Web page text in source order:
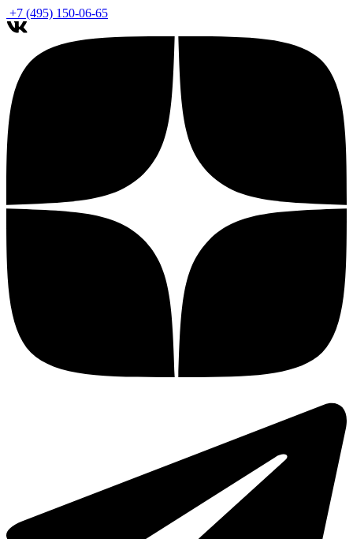
+7 (495) 150-06-65